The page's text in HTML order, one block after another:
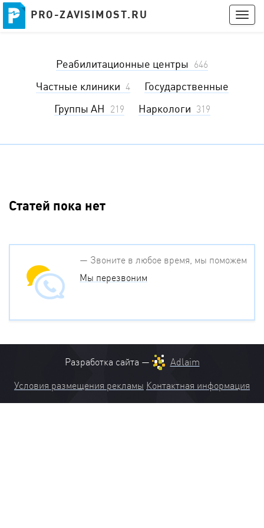
PRO-ZAVISIMOST.RU
PRO-ZAVISIMOST.RU
Реабилитационные центры 646
Частные клиники 4
Государственные
Группы АН 219 Наркологи 319
Статей пока нет
— Звоните в любое время, мы поможем
Мы перезвоним
Разработка сайта —
Adlaim
Условия размещения рекламы Контактная информация